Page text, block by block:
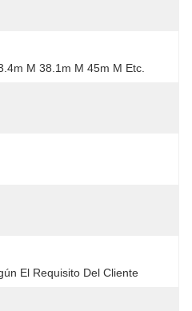
M 38.1m M 45m M Etc.
El Requisito Del Cliente